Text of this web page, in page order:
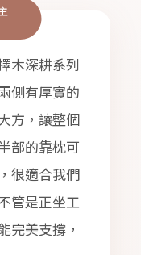
木深耕系列
側有厚實的
方，讓整個
部的靠枕可
很適合我們
管是正坐工
完美支撐，